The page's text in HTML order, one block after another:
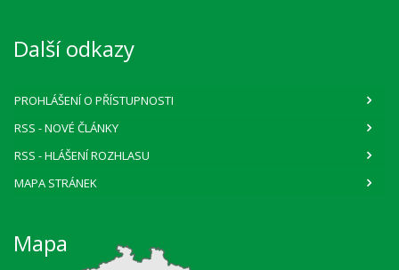
Další odkazy
PROHLÁŠENÍ O PŘÍSTUPNOSTI
RSS - NOVÉ ČLÁNKY
RSS - HLÁŠENÍ ROZHLASU
MAPA STRÁNEK
Mapa